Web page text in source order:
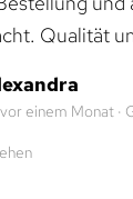
Qualität
vor einem Monat ·